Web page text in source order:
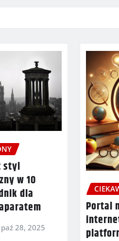
styl
w 10
dla
paź 28, 2025
Portal